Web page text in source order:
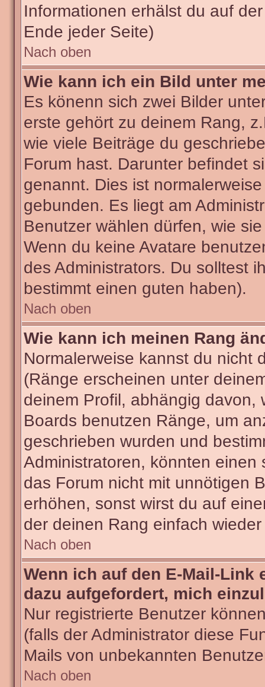
Informationen erhälst du auf
Ende jeder Seite)
Nach oben
Wie kann ich ein Bild unter
Es könenn sich zwei Bilder
erste gehört zu deinem Rang,
wie viele Beiträge du
Forum hast. Darunter befindet
genannt. Dies ist
gebunden. Es liegt am
Benutzer wählen dürfen, wie
Wenn du keine Avatare
des Administrators. Du solltest
bestimmt einen guten haben).
Nach oben
Wie kann ich meinen Rang
Normalerweise kannst du nicht
(Ränge erscheinen unter
deinem Profil, abhängig
Boards benutzen Ränge, um
geschrieben wurden und
Administratoren, könnten
das Forum nicht mit unnötigen
erhöhen, sonst wirst du auf
der deinen Rang einfach
Nach oben
Wenn ich auf den E-Mail-
dazu aufgefordert, mich
Nur registrierte Benutzer
(falls der Administrator diese
Mails von unbekannten
Nach oben